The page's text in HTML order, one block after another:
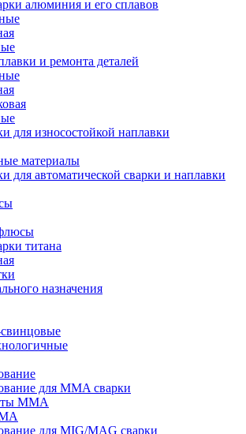
алюминия и его сплавов
и ремонта деталей
для износостойкой наплавки
материалы
для автоматической сварки и наплавки
титана
назначения
для MMA сварки
MMA
для MIG/MAG сварки